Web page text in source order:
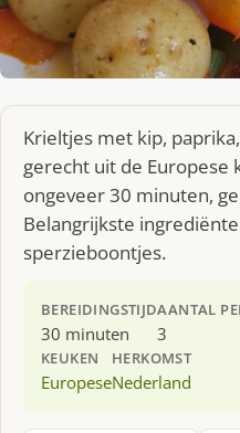
Krieltjes met kip,
gerecht uit de Europese
ongeveer 30 minuten,
Belangrijkste
sperzieboontjes.
BEREIDINGSTIJD
30 minuten
AANTAL
3
KEUKEN
Europese
HERKOMST
Nederland